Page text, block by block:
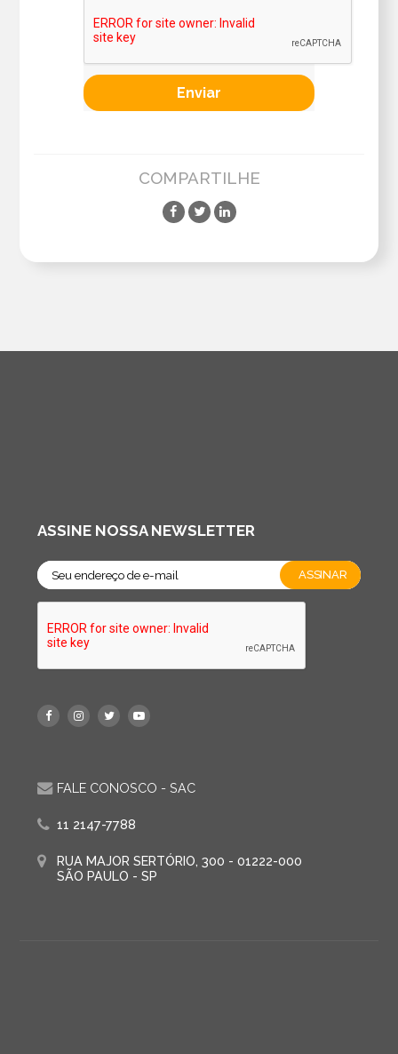
COMPARTILHE
ASSINE NOSSA NEWSLETTER
FALE CONOSCO - SAC
11 2147-7788
RUA MAJOR SERTÓRIO, 300 - 01222-000
SÃO PAULO - SP